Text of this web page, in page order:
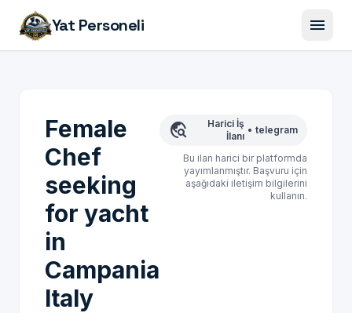
Yat Personeli menu
Female
Chef
seeking
for yacht
in
Campania
Italy
travel_explore
Harici İş
İlanı
• telegram
Bu ilan harici bir platformda
yayımlanmıştır. Başvuru için
aşağıdaki iletişim bilgilerini
kullanın.